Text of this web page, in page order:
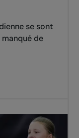
se sont
de